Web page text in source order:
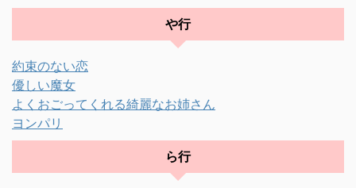
や行
約束のない恋
優しい魔女
よくおごってくれる綺麗なお姉さん
ヨンパリ
ら行